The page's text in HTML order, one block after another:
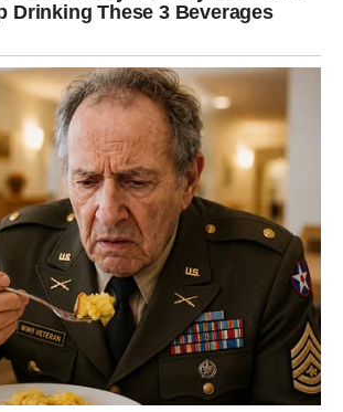
bori za ono što joj pripada.
da se izbori za sebe.Mirno, ali čvrsto,
i zatražila da se pokupi. Njegovo
više nisu mogli da je obeshrabre.
je bila nepopustljiva. Iako je Ognjen
kako nije u pravu, Jelena je u
strah i zbunjenost. U tom trenutku,
pronašla svoju snagu. Njena
samo protiv njega, već protiv
i nesigurnosti.
je napustio stan, a Jelena je konačno
punim plućima.
Uprkos suzama koje su